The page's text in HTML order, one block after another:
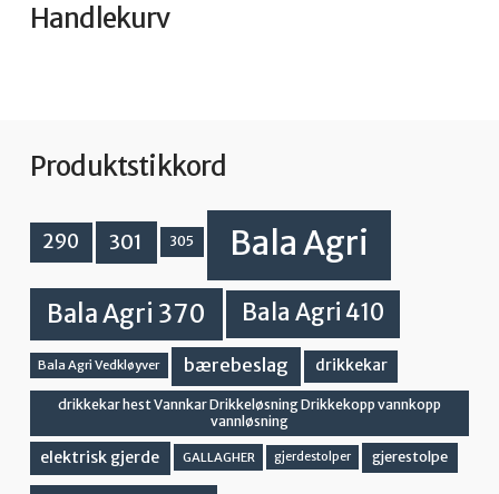
Handlekurv
Produktstikkord
290 301 305 Bala Agri
Bala Agri 370 Bala Agri 410
Bala Agri Vedkløyver bærebeslag drikkekar
drikkekar hest Vannkar Drikkeløsning Drikkekopp vannkopp
vannløsning
elektrisk gjerde GALLAGHER gjerdestolper gjerestolpe